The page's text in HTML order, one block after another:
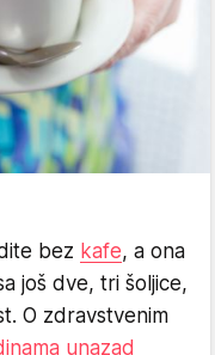
bez kafe, a ona
još dve, tri šoljice,
O zdravstvenim
unazad